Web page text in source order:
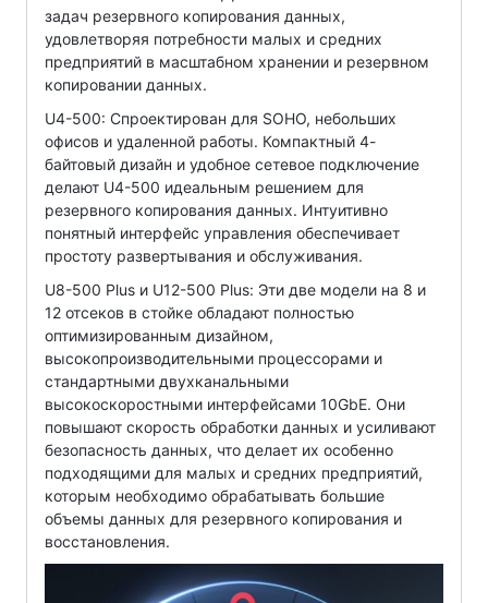
задач резервного копирования данных,
удовлетворяя потребности малых и средних
предприятий в масштабном хранении и резервном
копировании данных.
U4-500: Спроектирован для SOHO, небольших
офисов и удаленной работы. Компактный 4-
байтовый дизайн и удобное сетевое подключение
делают U4-500 идеальным решением для
резервного копирования данных. Интуитивно
понятный интерфейс управления обеспечивает
простоту развертывания и обслуживания.
U8-500 Plus и U12-500 Plus: Эти две модели на 8 и
12 отсеков в стойке обладают полностью
оптимизированным дизайном,
высокопроизводительными процессорами и
стандартными двухканальными
высокоскоростными интерфейсами 10GbE. Они
повышают скорость обработки данных и усиливают
безопасность данных, что делает их особенно
подходящими для малых и средних предприятий,
которым необходимо обрабатывать большие
объемы данных для резервного копирования и
восстановления.